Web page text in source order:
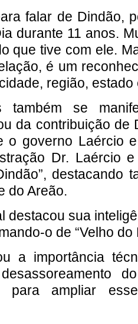
falar de Dindão,
durante 11 anos.
que tive com ele.
é um
região, estado
também se
da contribuição de
o governo Laércio
Dr. Laércio
destacando
do Areão.
destacou sua
o de “Velho do
a importância
para ampliar